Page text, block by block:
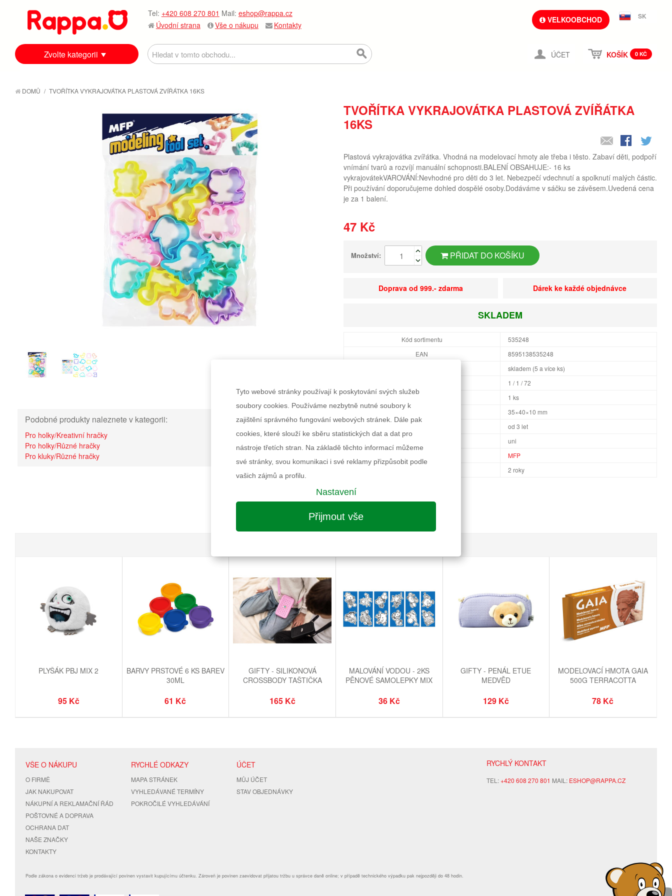
Tel: +420 608 270 801 Mail: eshop@rappa.cz
Úvodní strana
Vše o nákupu Kontakty
VELKOOBCHOD SK
ÚČET KOŠÍK 0 KČ
Zvolte kategorii
DOMŮ / TVOŘÍTKA VYKRAJOVÁTKA PLASTOVÁ ZVÍŘÁTKA 16KS
Podobné produkty naleznete v kategorii:
Pro holky/Kreativní hračky
Pro holky/Různé hračky
Pro kluky/Různé hračky
TVOŘÍTKA VYKRAJOVÁTKA PLASTOVÁ ZVÍŘÁTKA
16KS
Plastová vykrajovátka zvířátka. Vhodná na modelovací hmoty ale třeba i těsto. Zabaví děti, podpoří
vnímání tvarů a rozvíjí manuální schopnosti.BALENÍ OBSAHUJE:- 16 ks
vykrajovátekVAROVÁNÍ:Nevhodné pro děti do 3 let. Nebezpečí vdechnutí a spolknutí malých částic.
Při používání doporučujeme dohled dospělé osoby.Dodáváme v sáčku se závěsem.Uvedená cena
je za 1 balení.
47 Kč
Množství: PŘIDAT DO KOŠÍKU
Doprava od 999.- zdarma Dárek ke každé objednávce
SKLADEM
Kód sortimentu
535248
EAN
8595138535248
skladem (5 a více ks)
1 / 1 / 72
1 ks
Rozměry balení Š×V×H
35×40×10 mm
Doporučený věk
od 3 let
uni
MFP
2 roky
Informace k výrobku
PLYŠÁK PBJ MIX 2
95 Kč
BARVY PRSTOVÉ 6 KS BAREV
30ML
61 Kč
GIFTY - SILIKONOVÁ
CROSSBODY TAŠTIČKA
165 Kč
MALOVÁNÍ VODOU - 2KS
PĚNOVÉ SAMOLEPKY MIX
36 Kč
GIFTY - PENÁL ETUE
MEDVĚD
129 Kč
MODELOVACÍ HMOTA GAIA
500G TERRACOTTA
78 Kč
RYCHLÝ KONTAKT
TEL:+420 608 270 801 MAIL: ESHOP@RAPPA.CZ
VŠE O NÁKUPU
O FIRMĚ
JAK NAKUPOVAT
NÁKUPNÍ A REKLAMAČNÍ ŘÁD
POŠTOVNÉ A DOPRAVA
OCHRANA DAT
NAŠE ZNAČKY
KONTAKTY
RYCHLÉ ODKAZY
MAPA STRÁNEK
VYHLEDÁVANÉ TERMÍNY
POKROČILÉ VYHLEDÁVÁNÍ
ÚČET
MŮJ ÚČET
STAV OBJEDNÁVKY
Podle zákona o evidenci tržeb je prodávající povinen vystavit kupujícímu účtenku. Zároveň je povinen zaevidovat přijatou tržbu u správce daně online; v případě technického výpadku pak nejpozději do 48 hodin.
Tyto webové stránky používají k poskytování svých služeb
soubory cookies. Používáme nezbytně nutné soubory k
zajištění správného fungování webových stránek. Dále pak
cookies, které slouží ke sběru statistických dat a dat pro
nástroje třetích stran. Na základě těchto informací můžeme
své stránky, svou komunikaci i své reklamy přizpůsobit podle
vašich zájmů a profilu.
Nastavení
Přijmout vše